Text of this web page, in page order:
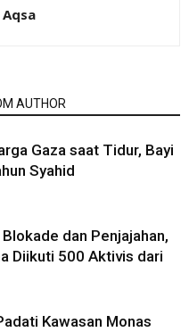
AUTHOR
Gaza saat Tidur, Bayi
Syahid
dan Penjajahan,
Diikuti 500 Aktivis dari
Kawasan Monas